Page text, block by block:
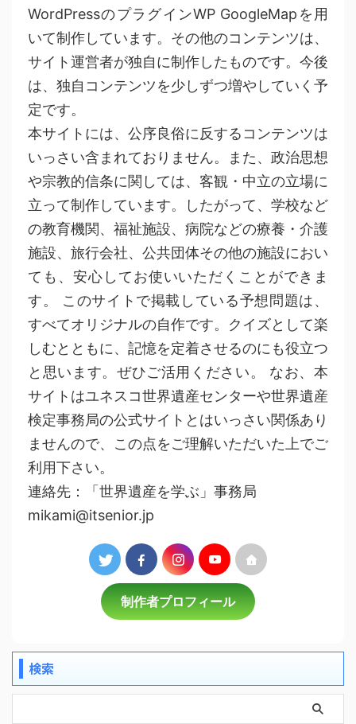
WordPressのプラグインWP GoogleMapを用
いて制作しています。その他のコンテンツは、
サイト運営者が独自に制作したものです。今後
は、独自コンテンツを少しずつ増やしていく予
定です。
本サイトには、公序良俗に反するコンテンツは
いっさい含まれておりません。また、政治思想
や宗教的信条に関しては、客観・中立の立場に
立って制作しています。したがって、学校など
の教育機関、福祉施設、病院などの療養・介護
施設、旅行会社、公共団体その他の施設におい
ても、安心してお使いいただくことができま
す。 このサイトで掲載している予想問題は、
すべてオリジナルの自作です。クイズとして楽
しむとともに、記憶を定着させるのにも役立つ
と思います。ぜひご活用ください。 なお、本
サイトはユネスコ世界遺産センターや世界遺産
検定事務局の公式サイトとはいっさい関係あり
ませんので、この点をご理解いただいた上でご
利用下さい。
連絡先：「世界遺産を学ぶ」事務局
mikami@itsenior.jp
制作者プロフィール
検索